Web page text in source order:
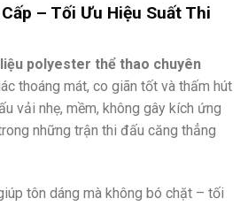
– Tối Ưu Hiệu Suất Thi
polyester thể thao chuyên
thoáng mát, co giãn tốt và thấm hút
vải nhẹ, mềm, không gây kích ứng
những trận thi đấu căng thẳng
tôn dáng mà không bó chặt – tối